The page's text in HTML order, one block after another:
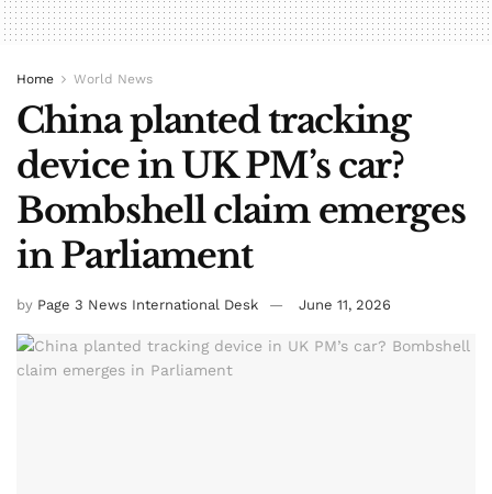
Home World News
China planted tracking
device in UK PM’s car?
Bombshell claim emerges
in Parliament
by Page 3 News International Desk June 11, 2026